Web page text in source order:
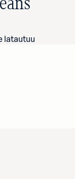
latautuu